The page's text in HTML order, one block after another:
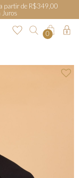
partir de R$349,00
Juros
0